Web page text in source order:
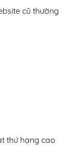
cũ thường
thứ hạng cao